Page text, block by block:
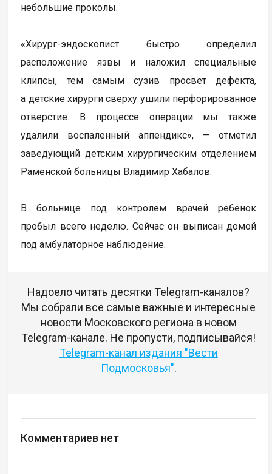
небольшие проколы.
«Хирург-эндоскопист быстро определил
расположение язвы и наложил специальные
клипсы, тем самым сузив просвет дефекта,
а детские хирурги сверху ушили перфорированное
отверстие. В процессе операции мы также
удалили воспаленный аппендикс», — отметил
заведующий детским хирургическим отделением
Раменской больницы Владимир Хабалов.
В больнице под контролем врачей ребенок
пробыл всего неделю. Сейчас он выписан домой
под амбулаторное наблюдение.
Надоело читать десятки Telegram-каналов?
Мы собрали все самые важные и интересные
новости Московского региона в новом
Telegram-канале. Не пропусти, подписывайся!
Telegram-канал издания "Вести
Подмосковья".
Комментариев нет